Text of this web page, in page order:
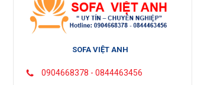
SOFA VIỆT ANH
0904668378 - 0844463456